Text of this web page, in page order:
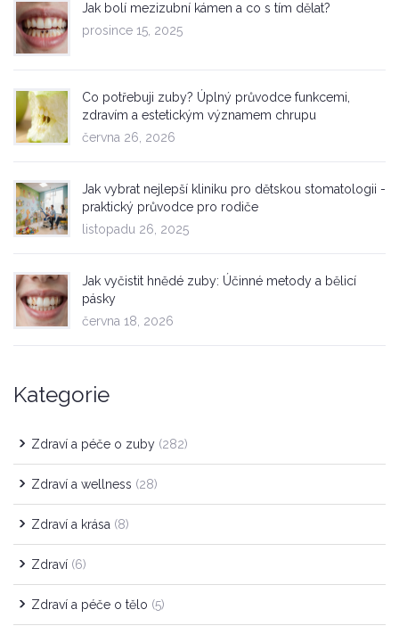
Jak bolí mezizubní kámen a co s tím dělat?
prosince 15, 2025
Co potřebuji zuby? Úplný průvodce funkcemi,
zdravím a estetickým významem chrupu
června 26, 2026
Jak vybrat nejlepší kliniku pro dětskou stomatologii -
praktický průvodce pro rodiče
listopadu 26, 2025
Jak vyčistit hnědé zuby: Účinné metody a bělicí
pásky
června 18, 2026
Kategorie
Zdraví a péče o zuby (282)
Zdraví a wellness (28)
Zdraví a krása (8)
Zdraví (6)
Zdraví a péče o tělo (5)